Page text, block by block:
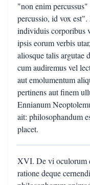
"non enim
percussio, id vox
individuis corporibus
ipsis eorum verbis
aliosque talis argutae
cum audiremus vel
aut emolumentum
pertinens aut finem
Ennianum
ait: philosophandum
placet.
XVI. De vi oculorum
ratione deque